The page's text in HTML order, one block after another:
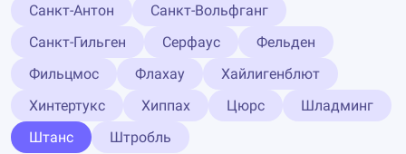
Санкт-Антон
Санкт-Вольфганг
Санкт-Гильген
Серфаус
Фельден
Фильцмос
Флахау
Хайлигенблют
Хинтертукс
Хиппах Цюрс
Шладминг
Штанс
Штробль